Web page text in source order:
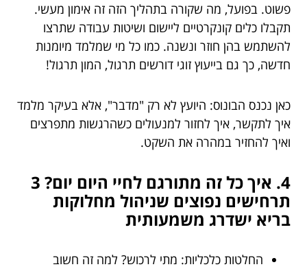
פשוט. בפועל, מה שקורה בתהליך הזה זה אימון מעשי.
תקבלו כלים קונקרטיים ליישום ושיטות עבודה שתרצו
להשתמש בהן חוזר ונשנה. כמו כל מי שמלמד מיומנות
חדשה, כך גם בייעוץ זוגי דורשים תרגול, המון תרגול!
כאן נכנס הבונוס: היועץ לא רק "מדבר", אלא בעיקר מלמד
איך לתקשר, איך לחזור למנעולים כשהרגשות מתפרצים
ואיך להחזיר במהרה את השקט.
4. איך כל זה מתורגם לחיי היום יום? 3
תרחישים נפוצים שניהול מחלוקות
בריא ישדרג משמעותית
החלטות כלכליות: מתי לרכוש? למה זה חשוב